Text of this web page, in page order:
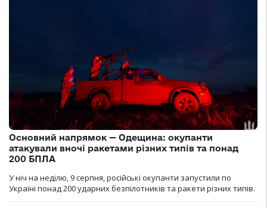
Основний напрямок — Одещина: окупанти
атакували вночі ракетами різних типів та понад
200 БПЛА
У ніч на неділю, 9 серпня, російські окупанти запустили по
Україні понад 200 ударних безпілотників та ракети різних типів.